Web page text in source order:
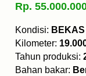
Rp.
Kondisi: BEKAS
Kilometer:
Tahun produksi:
Bahan bakar: